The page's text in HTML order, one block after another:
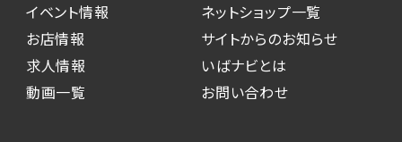
イベント情報
お店情報
求人情報
動画一覧
ネットショップ一覧
サイトからのお知らせ
いばナビとは
お問い合わせ